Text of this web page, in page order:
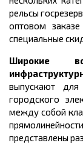
рельсы
оптовом
специальные
Широкие
выпускают
городского
между собой
представлены